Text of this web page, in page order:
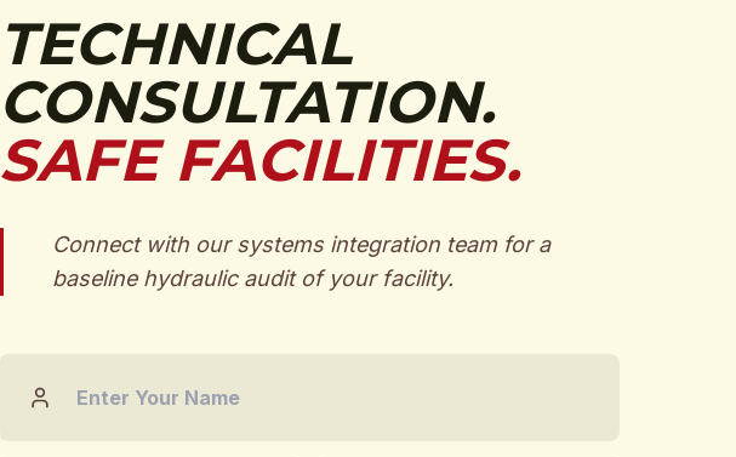
TECHNICAL
CONSULTATION.
SAFE FACILITIES.
Connect with our systems integration team for a
baseline hydraulic audit of your facility.